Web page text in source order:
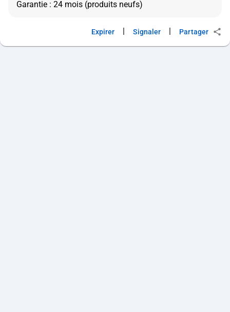
Expirer | Signaler | Partager